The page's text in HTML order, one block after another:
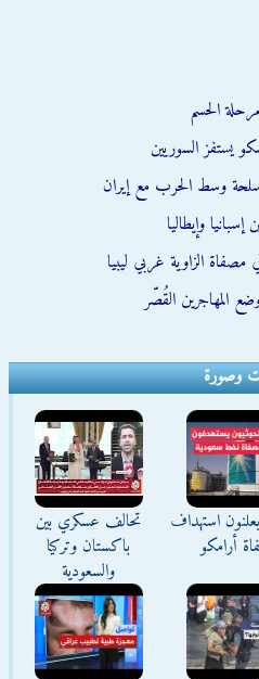
الحسم
يستفز السوريين
وسط الحرب مع إيران
وإيطاليا
الزاوية غربي ليبيا
المهاجرين القُصّر
وصورة
استهداف
أرامكو
تحالف عسكري بين
باكستان وتركيا
والسعودية